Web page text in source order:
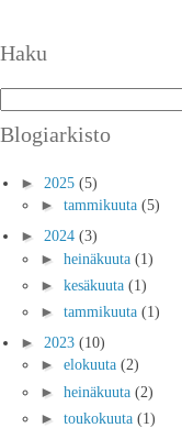
Haku
Blogiarkisto
► 2025 (5)
► tammikuuta (5)
► 2024 (3)
► heinäkuuta (1)
► kesäkuuta (1)
► tammikuuta (1)
► 2023 (10)
► elokuuta (2)
► heinäkuuta (2)
► toukokuuta (1)